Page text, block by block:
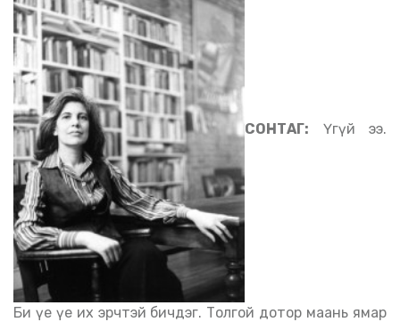
СОНТАГ: Үгүй ээ.
Би үе үе их эрчтэй бичдэг. Толгой дотор маань ямар